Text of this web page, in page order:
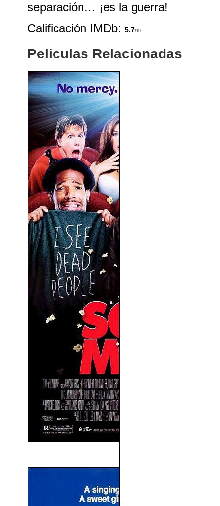
separación… ¡es la guerra!
Calificación IMDb:5.7/10
Peliculas Relacionadas